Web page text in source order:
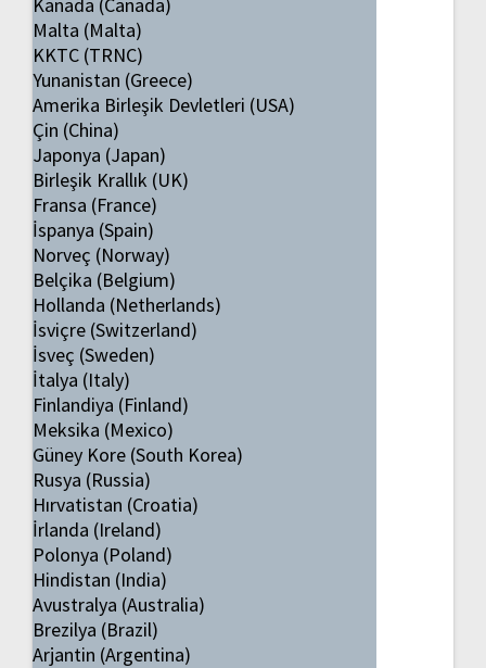
Malta (Malta)
KKTC (TRNC)
Yunanistan (Greece)
Amerika Birleşik Devletleri (USA)
Çin (China)
Japonya (Japan)
Birleşik Krallık (UK)
Fransa (France)
İspanya (Spain)
Norveç (Norway)
Belçika (Belgium)
Hollanda (Netherlands)
İsviçre (Switzerland)
İsveç (Sweden)
İtalya (Italy)
Finlandiya (Finland)
Meksika (Mexico)
Güney Kore (South Korea)
Rusya (Russia)
Hırvatistan (Croatia)
İrlanda (Ireland)
Polonya (Poland)
Hindistan (India)
Avustralya (Australia)
Brezilya (Brazil)
Arjantin (Argentina)